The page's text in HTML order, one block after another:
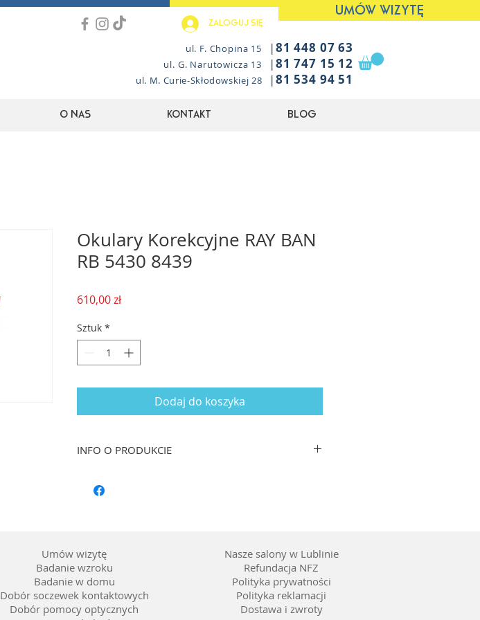
Zaloguj się
UMÓW WIZYTĘ
ul. F. Chopina 15
ul. G. Narutowicza 13
ul. M. Curie-Skłodowskiej 28
|81 448 07 63
|81 747 15 12
|81 534 94 51
O nas Kontakt Blog
Okulary Korekcyjne RAY BAN
RB 5430 8439
610,00 złCena
Sztuk *
Dodaj do koszyka
INFO O PRODUKCIE
Kształt: Owalne
Umów wizytę
Badanie wzroku
Badanie w domu
Dobór soczewek kontaktowych
Dobór pomocy optycznych
Nasze salony w Lublinie
Refundacja NFZ
Polityka prywatności
Polityka reklamacji
Dostawa i zwroty